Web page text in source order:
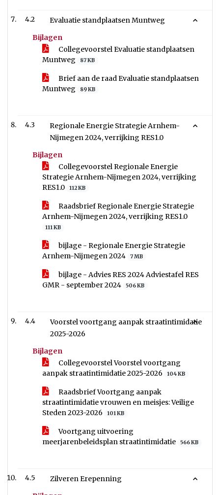
4.2
Evaluatie standplaatsen Muntweg
Bijlagen
Collegevoorstel Evaluatie standplaatsen
Muntweg
87 KB
Brief aan de raad Evaluatie standplaatsen
Muntweg
89 KB
4.3
Regionale Energie Strategie Arnhem-
Nijmegen 2024, verrijking RES1.0
Bijlagen
Collegevoorstel Regionale Energie
Strategie Arnhem-Nijmegen 2024, verrijking
RES1.0
112 KB
Raadsbrief Regionale Energie Strategie
Arnhem-Nijmegen 2024, verrijking RES1.0
111 KB
bijlage - Regionale Energie Strategie
Arnhem-Nijmegen 2024
7 MB
bijlage - Advies RES 2024 Adviestafel RES
GMR - september 2024
506 KB
4.4
Voorstel voortgang aanpak straatintimidatie
2025-2026
Bijlagen
Collegevoorstel Voorstel voortgang
aanpak straatintimidatie 2025-2026
104 KB
Raadsbrief Voortgang aanpak
straatintimidatie vrouwen en meisjes: Veilige
Steden 2023-2026
101 KB
Voortgang uitvoering
meerjarenbeleidsplan straatintimidatie
566 KB
4.5
Zilveren Erepenning